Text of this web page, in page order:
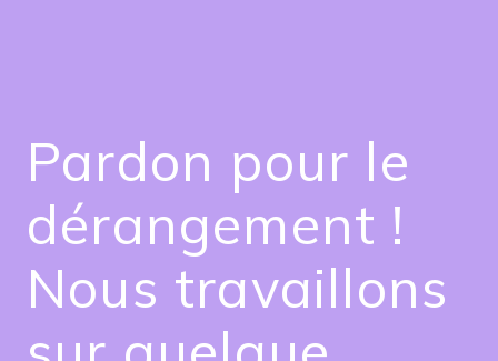
Pardon pour le
dérangement !
Nous travaillons